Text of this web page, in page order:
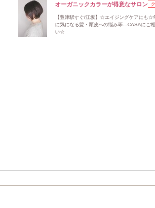
オーガニックカラーが得意なサロン
【豊津駅すぐ/江坂】☆エイジングケアにも☆
に気になる髪・頭皮への悩み等…CASAにご
い☆